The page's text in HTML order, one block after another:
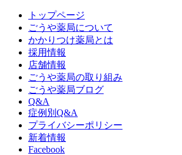
トップページ
ごうや薬局について
かかりつけ薬局とは
採用情報
店舗情報
ごうや薬局の取り組み
ごうや薬局ブログ
Q&A
症例別Q&A
プライバシーポリシー
新着情報
Facebook